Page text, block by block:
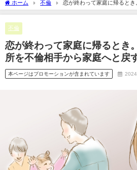
ホーム 不倫
恋が終わって家庭に帰るとき
から家庭へと戻すきっかけと心理
不倫
恋が終わって家庭に帰るとき
所を不倫相手から家庭へと戻
本ページはプロモーションが含まれています 2024